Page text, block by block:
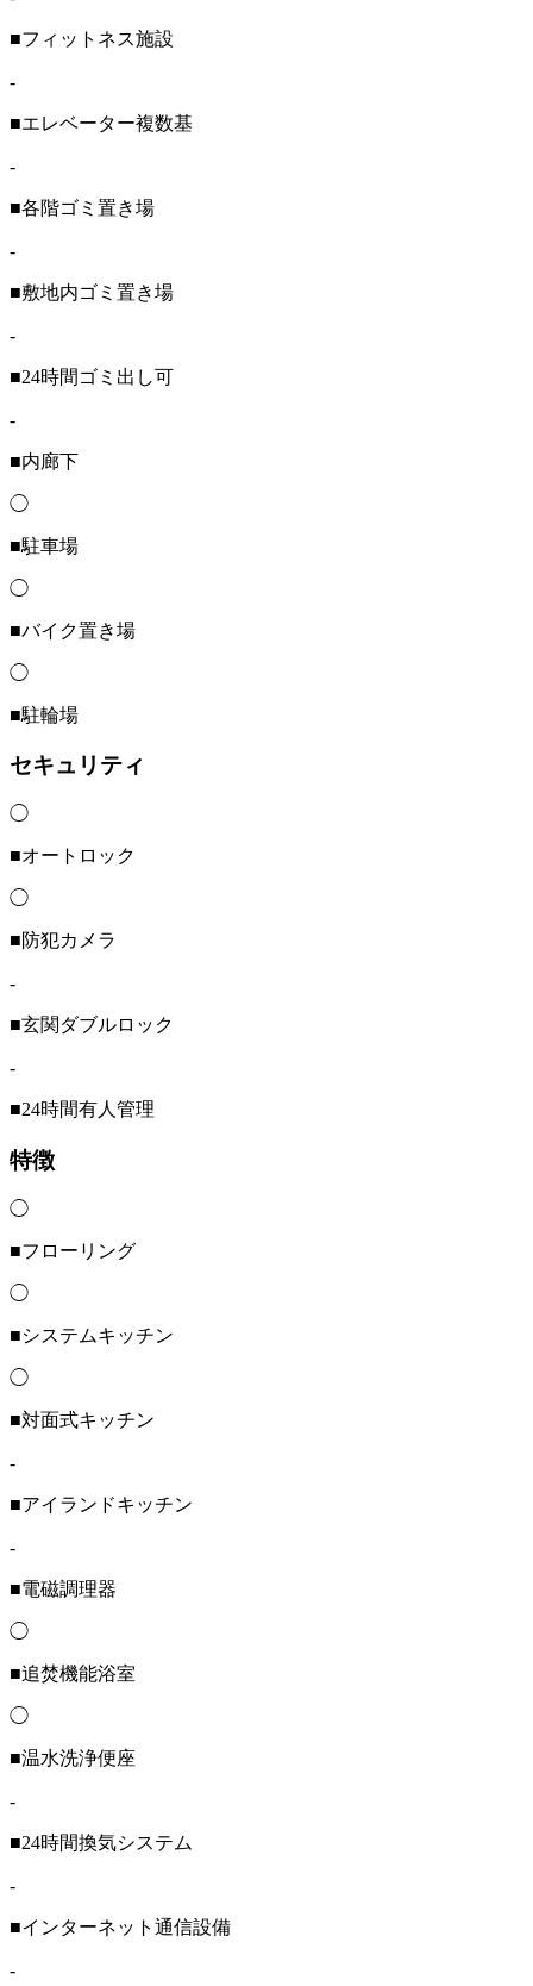
■フィットネス施設
-
■エレベーター複数基
-
■各階ゴミ置き場
-
■敷地内ゴミ置き場
-
■24時間ゴミ出し可
-
■内廊下
◯
■駐車場
◯
■バイク置き場
◯
■駐輪場
セキュリティ
◯
■オートロック
◯
■防犯カメラ
-
■玄関ダブルロック
-
■24時間有人管理
特徴
◯
■フローリング
◯
■システムキッチン
◯
■対面式キッチン
-
■アイランドキッチン
-
■電磁調理器
◯
■追焚機能浴室
◯
■温水洗浄便座
-
■24時間換気システム
-
■インターネット通信設備
-